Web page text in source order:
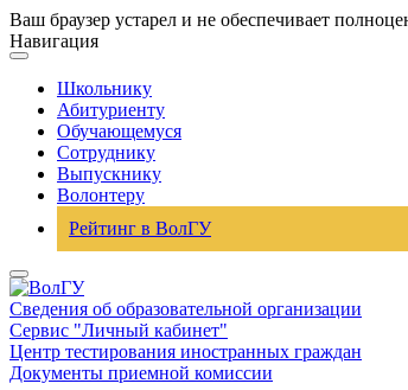
Ваш браузер устарел и не обеспечивает
Навигация
Школьнику
Абитуриенту
Обучающемуся
Сотруднику
Выпускнику
Волонтеру
Рейтинг в ВолГУ
Сведения об образовательной организации
Сервис "Личный кабинет"
Центр тестирования иностранных граждан
Документы приемной комиссии